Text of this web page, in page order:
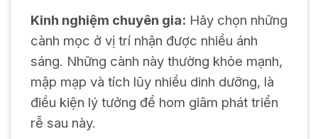
Kinh nghiệm chuyên gia: Hãy chọn những
cành mọc ở vị trí nhận được nhiều ánh
sáng. Những cành này thường khỏe mạnh,
mập mạp và tích lũy nhiều dinh dưỡng, là
điều kiện lý tưởng để hom giâm phát triển
rễ sau này.